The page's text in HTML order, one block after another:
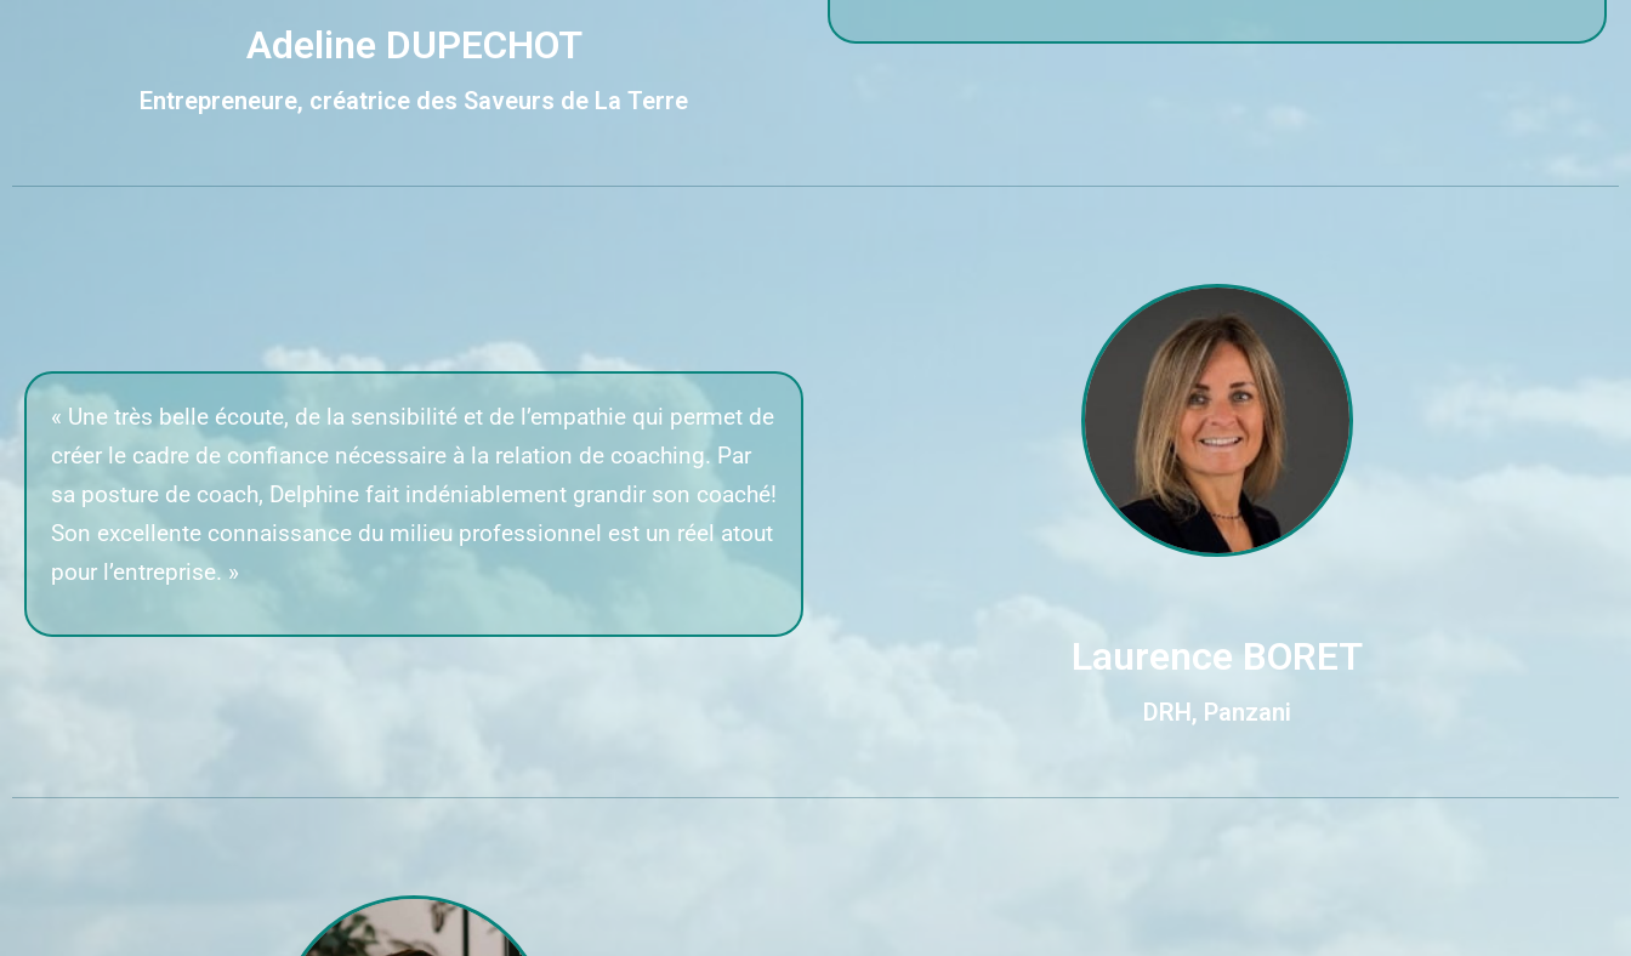
Adeline DUPECHOT
Entrepreneure, créatrice des Saveurs de La Terre
« Une très belle écoute, de la sensibilité et de l’empathie qui permet de
créer le cadre de confiance nécessaire à la relation de coaching. Par
sa posture de coach, Delphine fait indéniablement grandir son coaché!
Son excellente connaissance du milieu professionnel est un réel atout
pour l’entreprise. »
Laurence BORET
DRH, Panzani